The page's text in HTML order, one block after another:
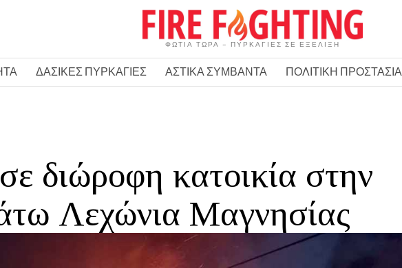
ΦΩΤΙΑ ΤΩΡΑ – ΠΥΡΚΑΓΙΕΣ ΣΕ ΕΞΕΛΙΞΗ
ΔΑΣΙΚΕΣ ΠΥΡΚΑΓΙΕΣ ΑΣΤΙΚΑ ΣΥΜΒΑΝΤΑ ΠΟΛΙΤΙΚΗ ΠΡΟΣΤΑΣΙΑ
διώροφη κατοικία στην
Λεχώνια Μαγνησίας